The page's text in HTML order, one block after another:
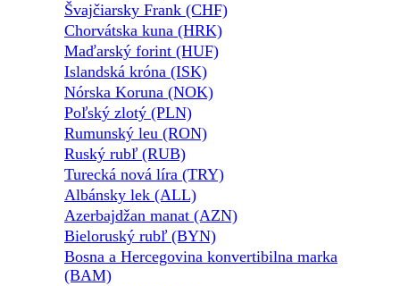
Švajčiarsky Frank (CHF)
Chorvátska kuna (HRK)
Maďarský forint (HUF)
Islandská króna (ISK)
Nórska Koruna (NOK)
Poľský zlotý (PLN)
Rumunský leu (RON)
Ruský rubľ (RUB)
Turecká nová líra (TRY)
Albánsky lek (ALL)
Azerbajdžan manat (AZN)
Bieloruský rubľ (BYN)
Bosna a Hercegovina konvertibilna marka
(BAM)